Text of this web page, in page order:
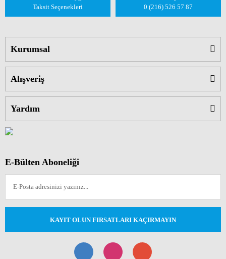
Taksit Seçenekleri
0 (216) 526 57 87
Kurumsal
Alışveriş
Yardım
E-Bülten Aboneliği
KAYIT OLUN FIRSATLARI KAÇIRMAYIN